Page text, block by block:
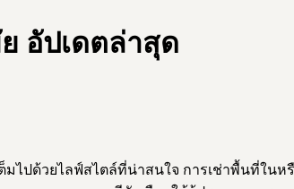
อัปเดตล่าสุด
ด้วยไลฟ์สไตล์ที่น่าสนใจ การเช่าพื้นที่ในห